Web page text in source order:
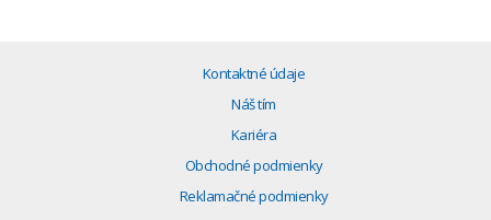
Kontaktné údaje
Náš tím
Kariéra
Obchodné podmienky
Reklamačné podmienky